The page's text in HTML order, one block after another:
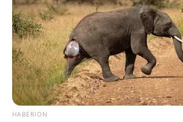
HABERION